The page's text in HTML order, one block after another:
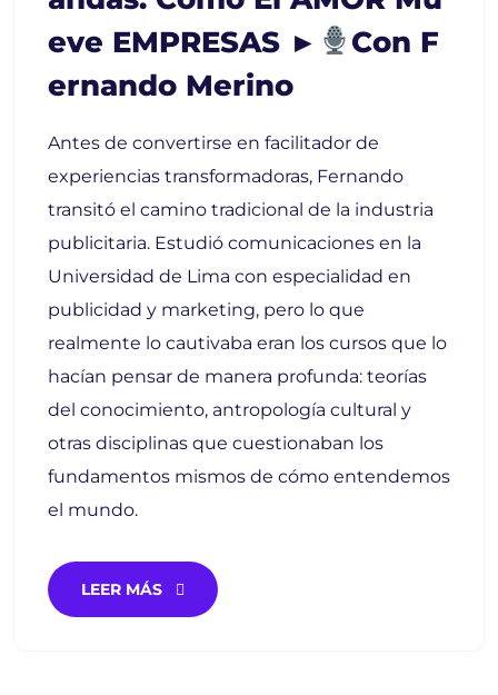
Eve EMPRESAS ►
Con F
Ernando Merino
Antes de convertirse en facilitador de
experiencias transformadoras, Fernando
transitó el camino tradicional de la industria
publicitaria. Estudió comunicaciones en la
Universidad de Lima con especialidad en
publicidad y marketing, pero lo que
realmente lo cautivaba eran los cursos que lo
hacían pensar de manera profunda: teorías
del conocimiento, antropología cultural y
otras disciplinas que cuestionaban los
fundamentos mismos de cómo entendemos
el mundo.
LEER MÁS